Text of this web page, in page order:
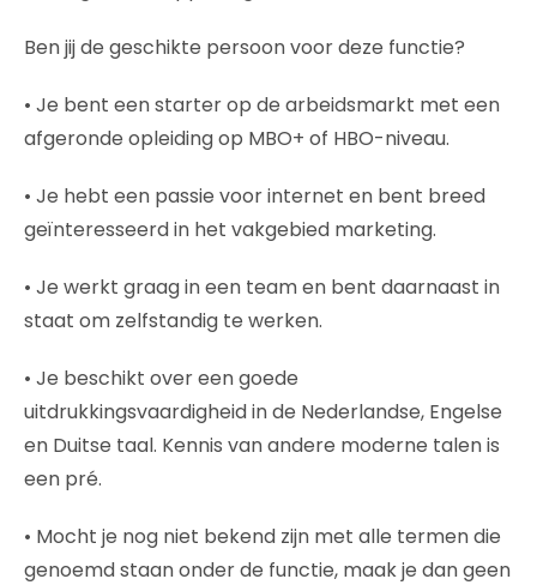
Ben jij de geschikte persoon voor deze functie?
• Je bent een starter op de arbeidsmarkt met een
afgeronde opleiding op MBO+ of HBO-niveau.
• Je hebt een passie voor internet en bent breed
geïnteresseerd in het vakgebied marketing.
• Je werkt graag in een team en bent daarnaast in
staat om zelfstandig te werken.
• Je beschikt over een goede
uitdrukkingsvaardigheid in de Nederlandse, Engelse
en Duitse taal. Kennis van andere moderne talen is
een pré.
• Mocht je nog niet bekend zijn met alle termen die
genoemd staan onder de functie, maak je dan geen